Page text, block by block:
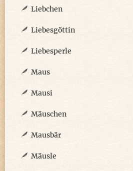
Liebchen
Liebesgöttin
Liebesperle
Maus
Mausi
Mäuschen
Mausbär
Mäusle